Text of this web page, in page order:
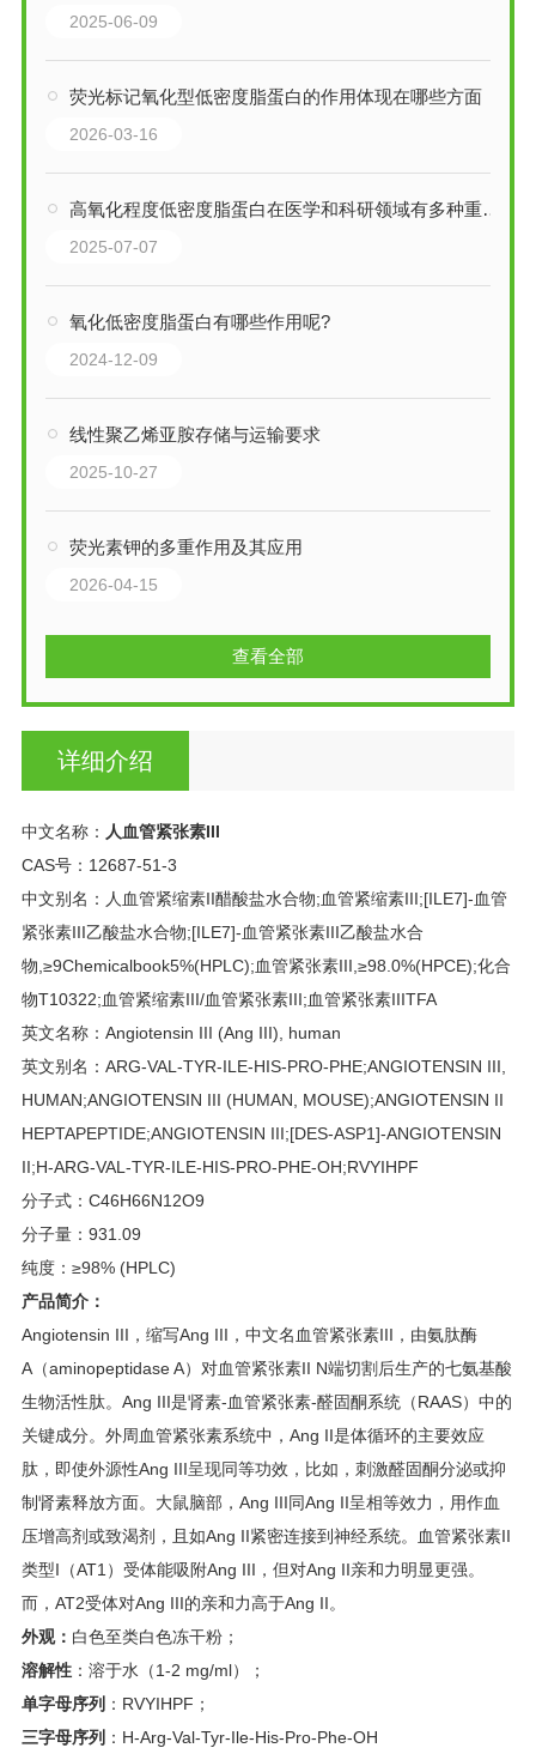
2025-06-09
荧光标记氧化型低密度脂蛋白的作用体现在哪些方面
2026-03-16
高氧化程度低密度脂蛋白在医学和科研领域有多种重要应用
2025-07-07
氧化低密度脂蛋白有哪些作用呢?
2024-12-09
线性聚乙烯亚胺存储与运输要求
2025-10-27
荧光素钾的多重作用及其应用
2026-04-15
查看全部
详细介绍
中文名称： 人血管紧张素III
CAS号：12687-51-3
中文别名：人血管紧缩素II醋酸盐水合物;血管紧缩素III;[ILE7]-血管
紧张素III乙酸盐水合物;[ILE7]-血管紧张素III乙酸盐水合
物,≥9Chemicalbook5%(HPLC);血管紧张素III,≥98.0%(HPCE);化合
物T10322;血管紧缩素III/血管紧张素III;血管紧张素IIITFA
英文名称：Angiotensin III (Ang III), human
英文别名：ARG-VAL-TYR-ILE-HIS-PRO-PHE;ANGIOTENSIN III,
HUMAN;ANGIOTENSIN III (HUMAN, MOUSE);ANGIOTENSIN II
HEPTAPEPTIDE;ANGIOTENSIN III;[DES-ASP1]-ANGIOTENSIN
II;H-ARG-VAL-TYR-ILE-HIS-PRO-PHE-OH;RVYIHPF
分子式：C46H66N12O9
分子量：931.09
纯度：≥98% (HPLC)
产品简介：
Angiotensin III，缩写Ang III，中文名血管紧张素III，由氨肽酶
A（aminopeptidase A）对血管紧张素II N端切割后生产的七氨基酸
生物活性肽。Ang III是肾素-血管紧张素-醛固酮系统（RAAS）中的
关键成分。外周血管紧张素系统中，Ang II是体循环的主要效应
肽，即使外源性Ang III呈现同等功效，比如，刺激醛固酮分泌或抑
制肾素释放方面。大鼠脑部，Ang III同Ang II呈相等效力，用作血
压增高剂或致渴剂，且如Ang II紧密连接到神经系统。血管紧张素II
类型I（AT1）受体能吸附Ang III，但对Ang II亲和力明显更强。
而，AT2受体对Ang III的亲和力高于Ang II。
外观： 白色至类白色冻干粉；
溶解性：溶于水（1-2 mg/ml）；
单字母序列：RVYIHPF；
三字母序列：H-Arg-Val-Tyr-Ile-His-Pro-Phe-OH